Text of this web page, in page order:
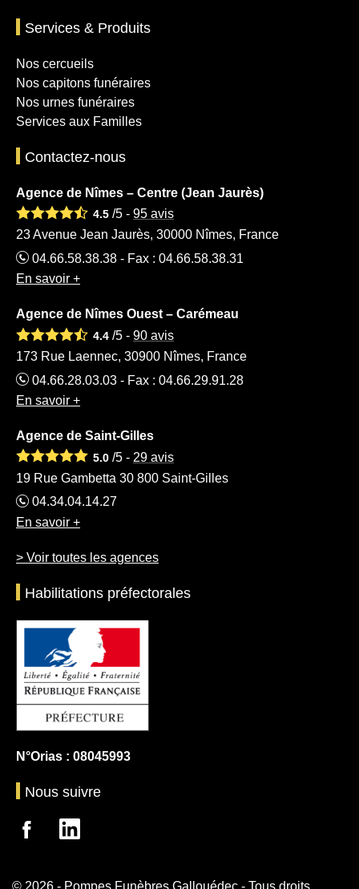
Services & Produits
Nos cercueils
Nos capitons funéraires
Nos urnes funéraires
Services aux Familles
Contactez-nous
Agence de Nîmes – Centre (Jean Jaurès)
4.5 /5 - 95 avis
23 Avenue Jean Jaurès, 30000 Nîmes, France
04.66.58.38.38 - Fax : 04.66.58.38.31
En savoir +
Agence de Nîmes Ouest – Carémeau
4.4 /5 - 90 avis
173 Rue Laennec, 30900 Nîmes, France
04.66.28.03.03 - Fax : 04.66.29.91.28
En savoir +
Agence de Saint-Gilles
5.0 /5 - 29 avis
19 Rue Gambetta 30 800 Saint-Gilles
04.34.04.14.27
En savoir +
> Voir toutes les agences
Habilitations préfectorales
N°Orias : 08045993
Nous suivre
© 2026 - Pompes Funèbres Gallouédec - Tous droits